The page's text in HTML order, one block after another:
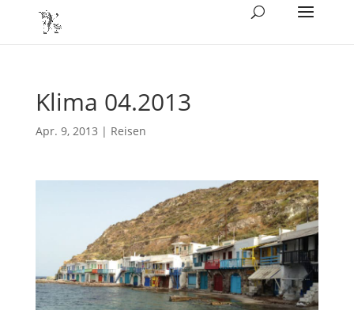
Klima 04.2013
Apr. 9, 2013 | Reisen